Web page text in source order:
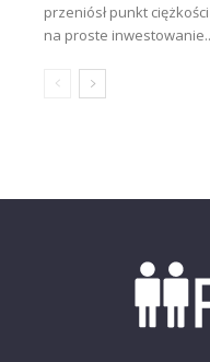
przeniósł punkt
na proste